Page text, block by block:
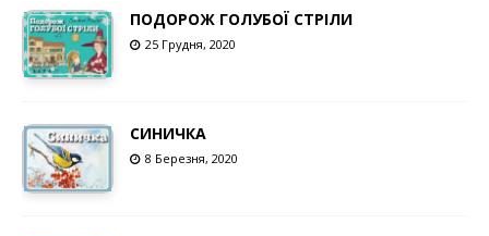
ПОДОРОЖ ГОЛУБОЇ СТРІЛИ
25 Грудня, 2020
СИНИЧКА
8 Березня, 2020